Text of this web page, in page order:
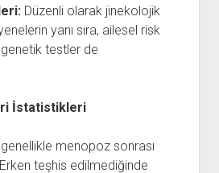
Düzenli olarak jinekolojik
yanı sıra, ailesel risk
testler de
İstatistikleri
menopoz sonrası
teşhis edilmediğinde